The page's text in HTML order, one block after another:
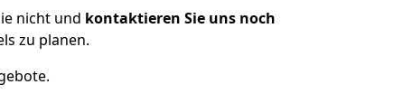
nicht und kontaktieren Sie uns noch
zu planen.